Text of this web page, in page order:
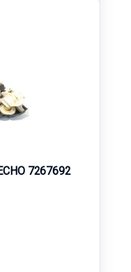
7267692